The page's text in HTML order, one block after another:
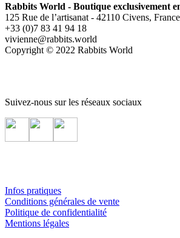
Rabbits World - Boutique exclusivement
125 Rue de l’artisanat - 42110 Civens, France
+33 (0)7 83 41 94 18
vivienne@rabbits.world
Copyright © 2022 Rabbits World
Suivez-nous sur les réseaux sociaux
Infos pratiques
Conditions générales de vente
Politique de confidentialité
Mentions légales